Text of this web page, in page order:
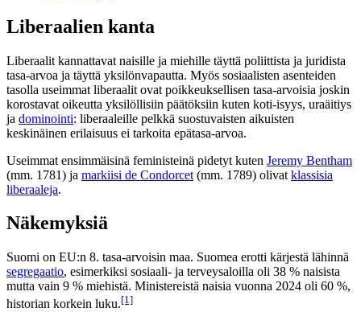
Liberaalien kanta
Liberaalit kannattavat naisille ja miehille täyttä poliittista ja juridista
tasa-arvoa ja täyttä yksilönvapautta. Myös sosiaalisten asenteiden
tasolla useimmat liberaalit ovat poikkeuksellisen tasa-arvoisia joskin
korostavat oikeutta yksilöllisiin päätöksiin kuten koti-isyys, uraäitiys
ja dominointi: liberaaleille pelkkä suostuvaisten aikuisten
keskinäinen erilaisuus ei tarkoita epätasa-arvoa.
Useimmat ensimmäisinä feministeinä pidetyt kuten Jeremy Bentham
(mm. 1781) ja markiisi de Condorcet (mm. 1789) olivat klassisia
liberaaleja.
Näkemyksiä
Suomi on EU:n 8. tasa-arvoisin maa. Suomea erotti kärjestä lähinnä
segregaatio, esimerkiksi sosiaali- ja terveysaloilla oli 38 % naisista
mutta vain 9 % miehistä. Ministereistä naisia vuonna 2024 oli 60 %,
historian korkein luku.[1]